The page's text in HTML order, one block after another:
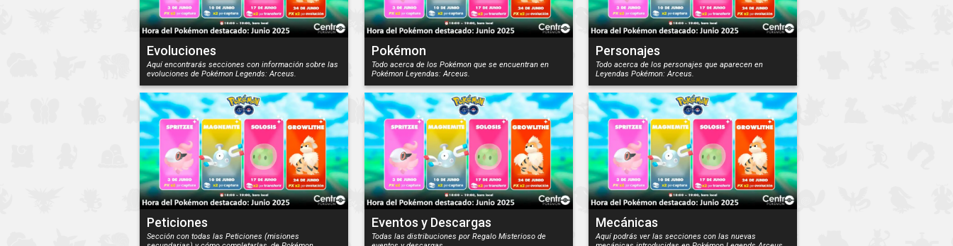
Evoluciones
Aquí encontrarás secciones con información sobre las
evoluciones de Pokémon Legends: Arceus.
Pokémon
Todo acerca de los Pokémon que se encuentran en
Pokémon Leyendas: Arceus.
Personajes
Todo acerca de los personajes que aparecen en
Leyendas Pokémon: Arceus.
Peticiones
Sección con todas las Peticiones (misiones
Eventos y Descargas
Todas las distribuciones por Regalo Misterioso de
Mecánicas
Aquí podrás ver las secciones con las nuevas